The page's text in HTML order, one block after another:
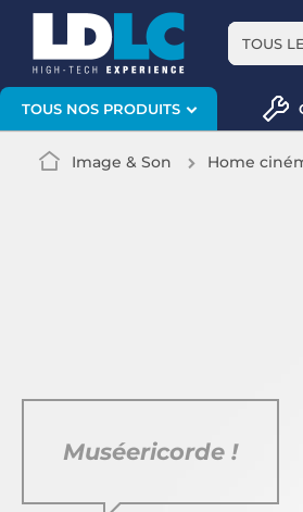
TOUS
TOUS NOS PRODUITS
Image & Son Home
Muséericorde !